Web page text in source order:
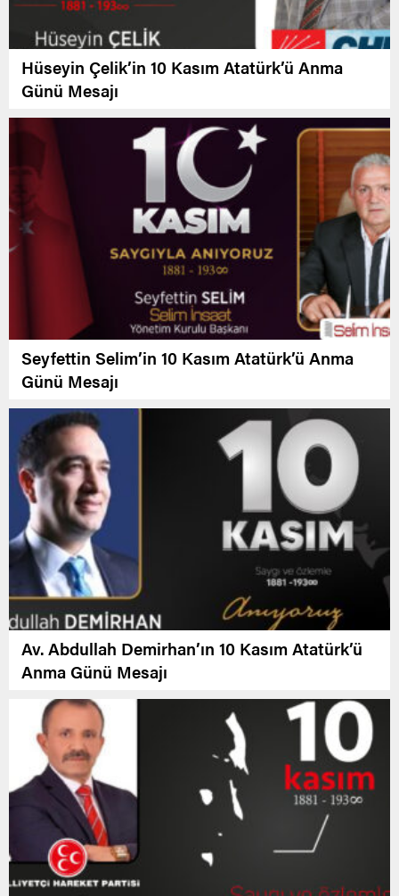
Hüseyin Çelik’in 10 Kasım Atatürk’ü Anma
Günü Mesajı
Seyfettin Selim’in 10 Kasım Atatürk’ü Anma
Günü Mesajı
Av. Abdullah Demirhan’ın 10 Kasım Atatürk’ü
Anma Günü Mesajı